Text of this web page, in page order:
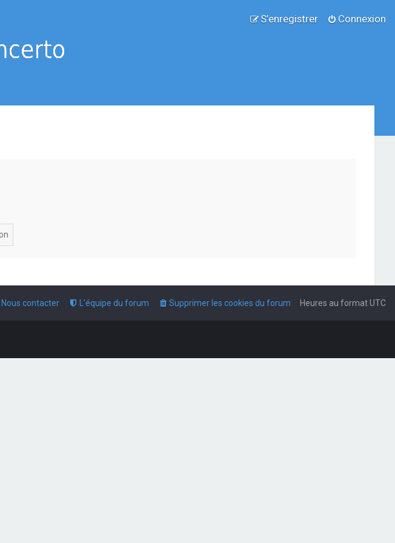
Connexion
S’enregistrer
Heures au formatUTC
Supprimer les cookies du forum
L’équipe du forum
Nous contacter